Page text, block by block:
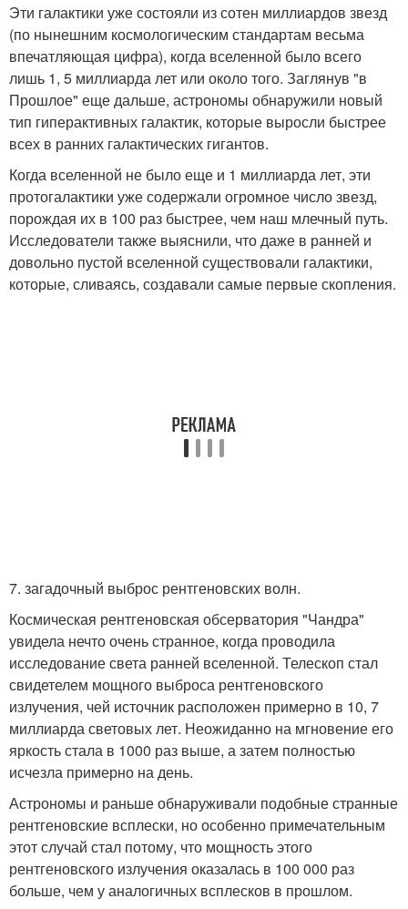
Эти галактики уже состояли из сотен миллиардов звезд
(по нынешним космологическим стандартам весьма
впечатляющая цифра), когда вселенной было всего
лишь 1, 5 миллиарда лет или около того. Заглянув "в
Прошлое" еще дальше, астрономы обнаружили новый
тип гиперактивных галактик, которые выросли быстрее
всех в ранних галактических гигантов.
Когда вселенной не было еще и 1 миллиарда лет, эти
протогалактики уже содержали огромное число звезд,
порождая их в 100 раз быстрее, чем наш млечный путь.
Исследователи также выяснили, что даже в ранней и
довольно пустой вселенной существовали галактики,
которые, сливаясь, создавали самые первые скопления.
7. загадочный выброс рентгеновских волн.
Космическая рентгеновская обсерватория "Чандра"
увидела нечто очень странное, когда проводила
исследование света ранней вселенной. Телескоп стал
свидетелем мощного выброса рентгеновского
излучения, чей источник расположен примерно в 10, 7
миллиарда световых лет. Неожиданно на мгновение его
яркость стала в 1000 раз выше, а затем полностью
исчезла примерно на день.
Астрономы и раньше обнаруживали подобные странные
рентгеновские всплески, но особенно примечательным
этот случай стал потому, что мощность этого
рентгеновского излучения оказалась в 100 000 раз
больше, чем у аналогичных всплесков в прошлом.